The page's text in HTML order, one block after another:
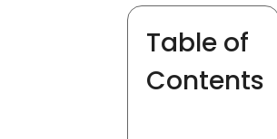
Table of
Contents